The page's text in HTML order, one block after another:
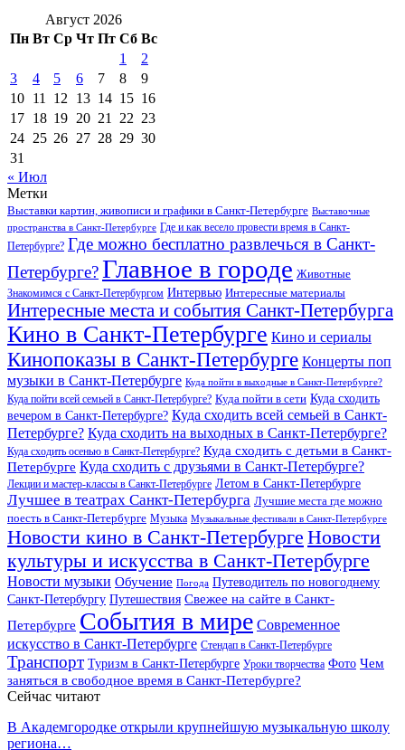
Август 2026
Пн Вт Ср Чт Пт Сб Вс
1
2
3
4 5 6 7 8
9
10 11 12 13 14 15 16
17 18 19 20 21 22 23
24 25 26 27 28 29 30
31
« Июл
Метки
Выставки картин, живописи и графики в Санкт-Петербурге Выставочные
пространства в Санкт-Петербурге Где и как весело провести время в Санкт-
Петербурге? Где можно бесплатно развлечься в Санкт-
Петербурге?Главное в городе Животные
Знакомимся с Санкт-Петербургом Интервью Интересные материалы
Интересные места и события Санкт-Петербурга
Кино в Санкт-Петербурге Кино и сериалы
Кинопоказы в Санкт-Петербурге Концерты поп
музыки в Санкт-Петербурге Куда пойти в выходные в Санкт-Петербурге?
Куда пойти всей семьей в Санкт-Петербурге? Куда пойти в сети Куда сходить
вечером в Санкт-Петербурге? Куда сходить всей семьей в Санкт-
Петербурге? Куда сходить на выходных в Санкт-Петербурге?
Куда сходить осенью в Санкт-Петербурге? Куда сходить с детьми в Санкт-
Петербурге Куда сходить с друзьями в Санкт-Петербурге?
Лекции и мастер-классы в Санкт-Петербурге Летом в Санкт-Петербурге
Лучшее в театрах Санкт-Петербурга Лучшие места где можно
поесть в Санкт-Петербурге Музыка Музыкальные фестивали в Санкт-Петербурге
Новости кино в Санкт-Петербурге Новости
культуры и искусства в Санкт-Петербурге
Новости музыки Обучение Погода Путеводитель по новогоднему
Санкт-Петербургу Путешествия Свежее на сайте в Санкт-
Петербурге События в мире Современное
искусство в Санкт-Петербурге Стендап в Санкт-Петербурге
Транспорт Туризм в Санкт-Петербурге Уроки творчества Фото Чем
заняться в свободное время в Санкт-Петербурге?
Сейчас читают
В Академгородке открыли крупнейшую музыкальную школу
региона…